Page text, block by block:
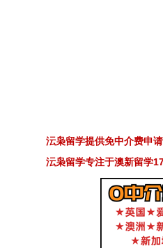
沄枭留学提供免中介费申
沄枭留学专注于澳新留学